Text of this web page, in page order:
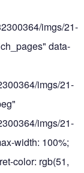
imgs/21-
data-
imgs/21-
imgs/21-
width: 100%;
color: rgb(51,